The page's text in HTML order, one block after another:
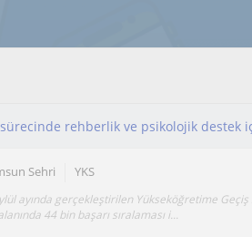
sürecinde rehberlik ve psikolojik destek
Sehri YKS
ayında gerçekleştirilen Yükseköğretime Geçiş
44 bin başarı sıralaması i...